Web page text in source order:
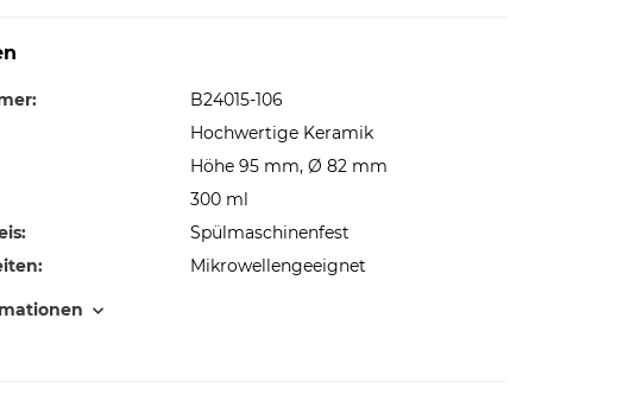
B24015-106
Hochwertige Keramik
Höhe 95 mm, Ø 82 mm
300 ml
Spülmaschinenfest
Mikrowellengeeignet